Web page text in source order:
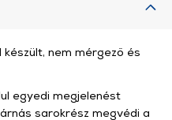
nem mérgező és
egyedi megjelenést
sarokrész megvédi a